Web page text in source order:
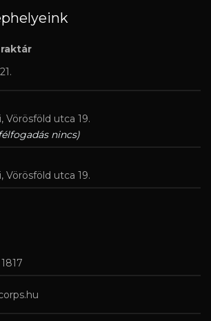
Vörösföld utca 19.
nincs)
Vörösföld utca 19.